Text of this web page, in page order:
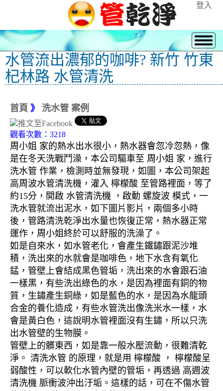
登入
水管流出濃郁的咖啡? 新竹 竹東
杞林路 水管清洗
首頁 》 洗水管 案例
觀看次數：3218
周小姐 家的熱水出水很小，熱水器會忽冷忽熱，像
是在冬天洗戰鬥澡，本公司驅車至 周小姐 家，進行
洗水管 作業，檢測時並無發現，如圖，本公司架起
高周波水管清洗機，灌入 檸檬酸 至管路裡面，等了
約15分，開啟 水管清洗機 ，啟動 螺旋波 模式，一
洗水管就流出泥水，如下圖片影片，兩個多小時
後，管路清洗乾淨出水量也恢復正常，熱水器正常
運作，周小姐終於可以舒服的洗澡了。
如是自來水，如水管老化，會產生鐵鏽跟泥沙堆
積，洗出來的水就會是咖啡色，地下水含有氧化
錳，管壁上會結成黑色管垢，洗出來的水會跟石油
一樣黑，有些洗出綠色的水，是因為裡面有銅的物
質，生鏽產生銅綠，如是藍色的水，是因為水龍頭
合金的養化造成，有些水管洗出像洗米水一樣，水
會是黃白色，這說明水管裡面沒有生鏽，所以只洗
出水管壁的生物膜。
管壁上的髒東西，如是靠一般水壓流動，很難清乾
淨。 清洗水管 的原理，就是用 檸檬酸 ， 檸檬酸呈
弱酸性，可以軟化水管內壁的管垢，再透過 高週波
清洗機 脈衝波沖出汙垢。這樣的話，可在不傷水管